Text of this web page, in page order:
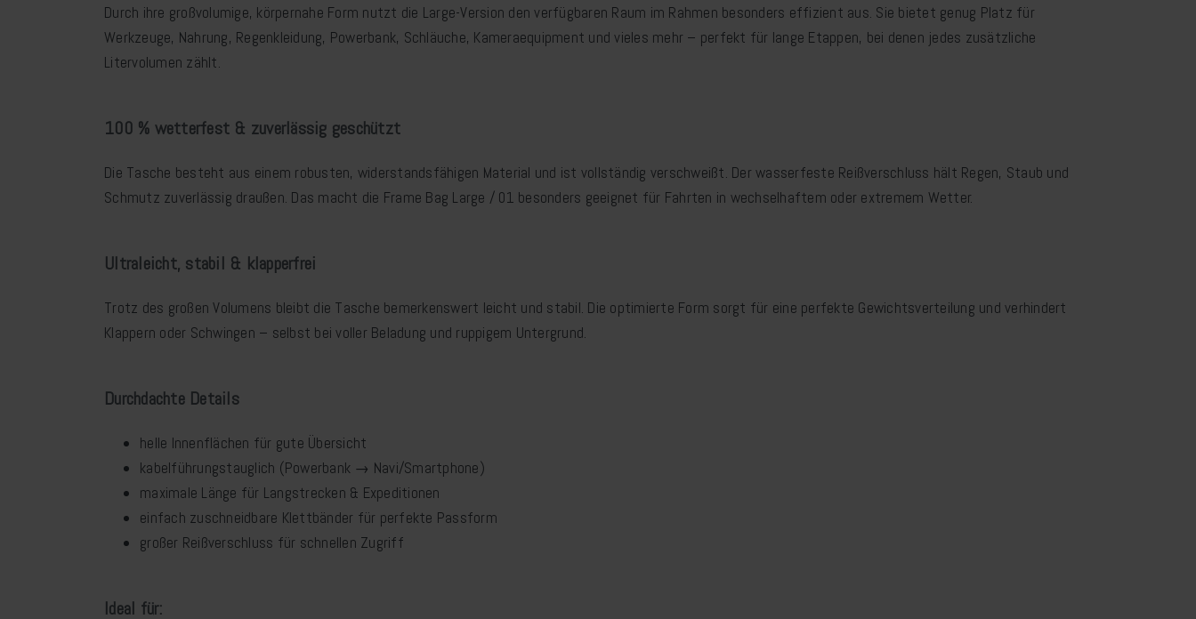
Durch ihre großvolumige, körpernahe Form nutzt die Large-Version den verfügbaren Raum im Rahmen besonders effizient aus. Sie bietet genug Platz für
Werkzeuge, Nahrung, Regenkleidung, Powerbank, Schläuche, Kameraequipment und vieles mehr – perfekt für lange Etappen, bei denen jedes zusätzliche
Litervolumen zählt.
100 % wetterfest & zuverlässig geschützt
Die Tasche besteht aus einem robusten, widerstandsfähigen Material und ist vollständig verschweißt. Der wasserfeste Reißverschluss hält Regen, Staub und
Schmutz zuverlässig draußen. Das macht die Frame Bag Large / 01 besonders geeignet für Fahrten in wechselhaftem oder extremem Wetter.
Ultraleicht, stabil & klapperfrei
Trotz des großen Volumens bleibt die Tasche bemerkenswert leicht und stabil. Die optimierte Form sorgt für eine perfekte Gewichtsverteilung und verhindert
Klappern oder Schwingen – selbst bei voller Beladung und ruppigem Untergrund.
Durchdachte Details
helle Innenflächen für gute Übersicht
kabelführungstauglich (Powerbank → Navi/Smartphone)
maximale Länge für Langstrecken & Expeditionen
einfach zuschneidbare Klettbänder für perfekte Passform
großer Reißverschluss für schnellen Zugriff
Ideal für: